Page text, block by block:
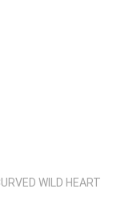
WILD HEART